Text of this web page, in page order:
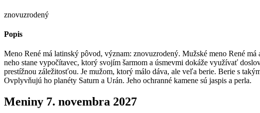
znovuzrodený
Popis
Meno René má latinský pôvod, význam: znovuzrodený. Mužské meno René
neho stane vypočítavec, ktorý svojím šarmom a úsmevmi dokáže využívať
prestížnou záležitosťou. Je mužom, ktorý málo dáva, ale veľa berie. Berie s
Ovplyvňujú ho planéty Saturn a Urán. Jeho ochranné kamene sú jaspis a perla.
Meniny 7. novembra 2027